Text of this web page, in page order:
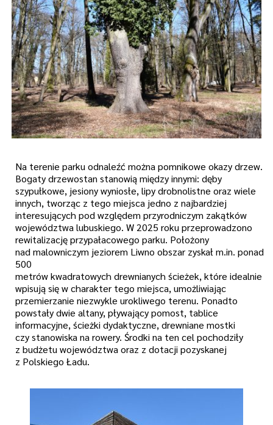
Na terenie parku odnaleźć można pomnikowe okazy drzew.
Bogaty drzewostan stanowią między innymi: dęby
szypułkowe, jesiony wyniosłe, lipy drobnolistne oraz wiele
innych, tworząc z tego miejsca jedno z najbardziej
interesujących pod względem przyrodniczym zakątków
województwa lubuskiego. W 2025 roku przeprowadzono
rewitalizację przypałacowego parku. Położony
nad malowniczym jeziorem Liwno obszar zyskał m.in. ponad
500
metrów kwadratowych drewnianych ścieżek, które idealnie
wpisują się w charakter tego miejsca, umożliwiając
przemierzanie niezwykle urokliwego terenu. Ponadto
powstały dwie altany, pływający pomost, tablice
informacyjne, ścieżki dydaktyczne, drewniane mostki
czy stanowiska na rowery. Środki na ten cel pochodziły
z budżetu województwa oraz z dotacji pozyskanej
z Polskiego Ładu.